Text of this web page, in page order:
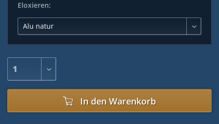
Eloxieren:
In den Warenkorb